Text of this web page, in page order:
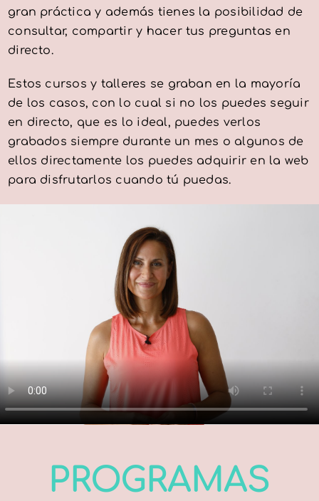
gran práctica y además tienes la posibilidad de
consultar, compartir y hacer tus preguntas en
directo.
Estos cursos y talleres se graban en la mayoría
de los casos, con lo cual si no los puedes seguir
en directo, que es lo ideal, puedes verlos
grabados siempre durante un mes o algunos de
ellos directamente los puedes adquirir en la web
para disfrutarlos cuando tú puedas.
PROGRAMAS